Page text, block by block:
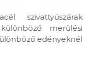
szivattyúszárak
merülési
edényeknél